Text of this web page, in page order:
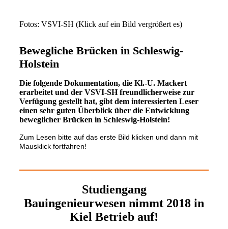
Fotos: VSVI-SH (Klick auf ein Bild vergrößert es)
Bewegliche Brücken in Schleswig-
Holstein
Die folgende Dokumentation, die Kl.-U. Mackert
erarbeitet und der VSVI-SH freundlicherweise zur
Verfügung gestellt hat, gibt dem interessierten Leser
einen sehr guten Überblick über die Entwicklung
beweglicher Brücken in Schleswig-Holstein!
Zum Lesen bitte auf das erste Bild klicken und dann mit
Mausklick fortfahren!
Studiengang
Bauingenieurwesen nimmt 2018 in
Kiel Betrieb auf!